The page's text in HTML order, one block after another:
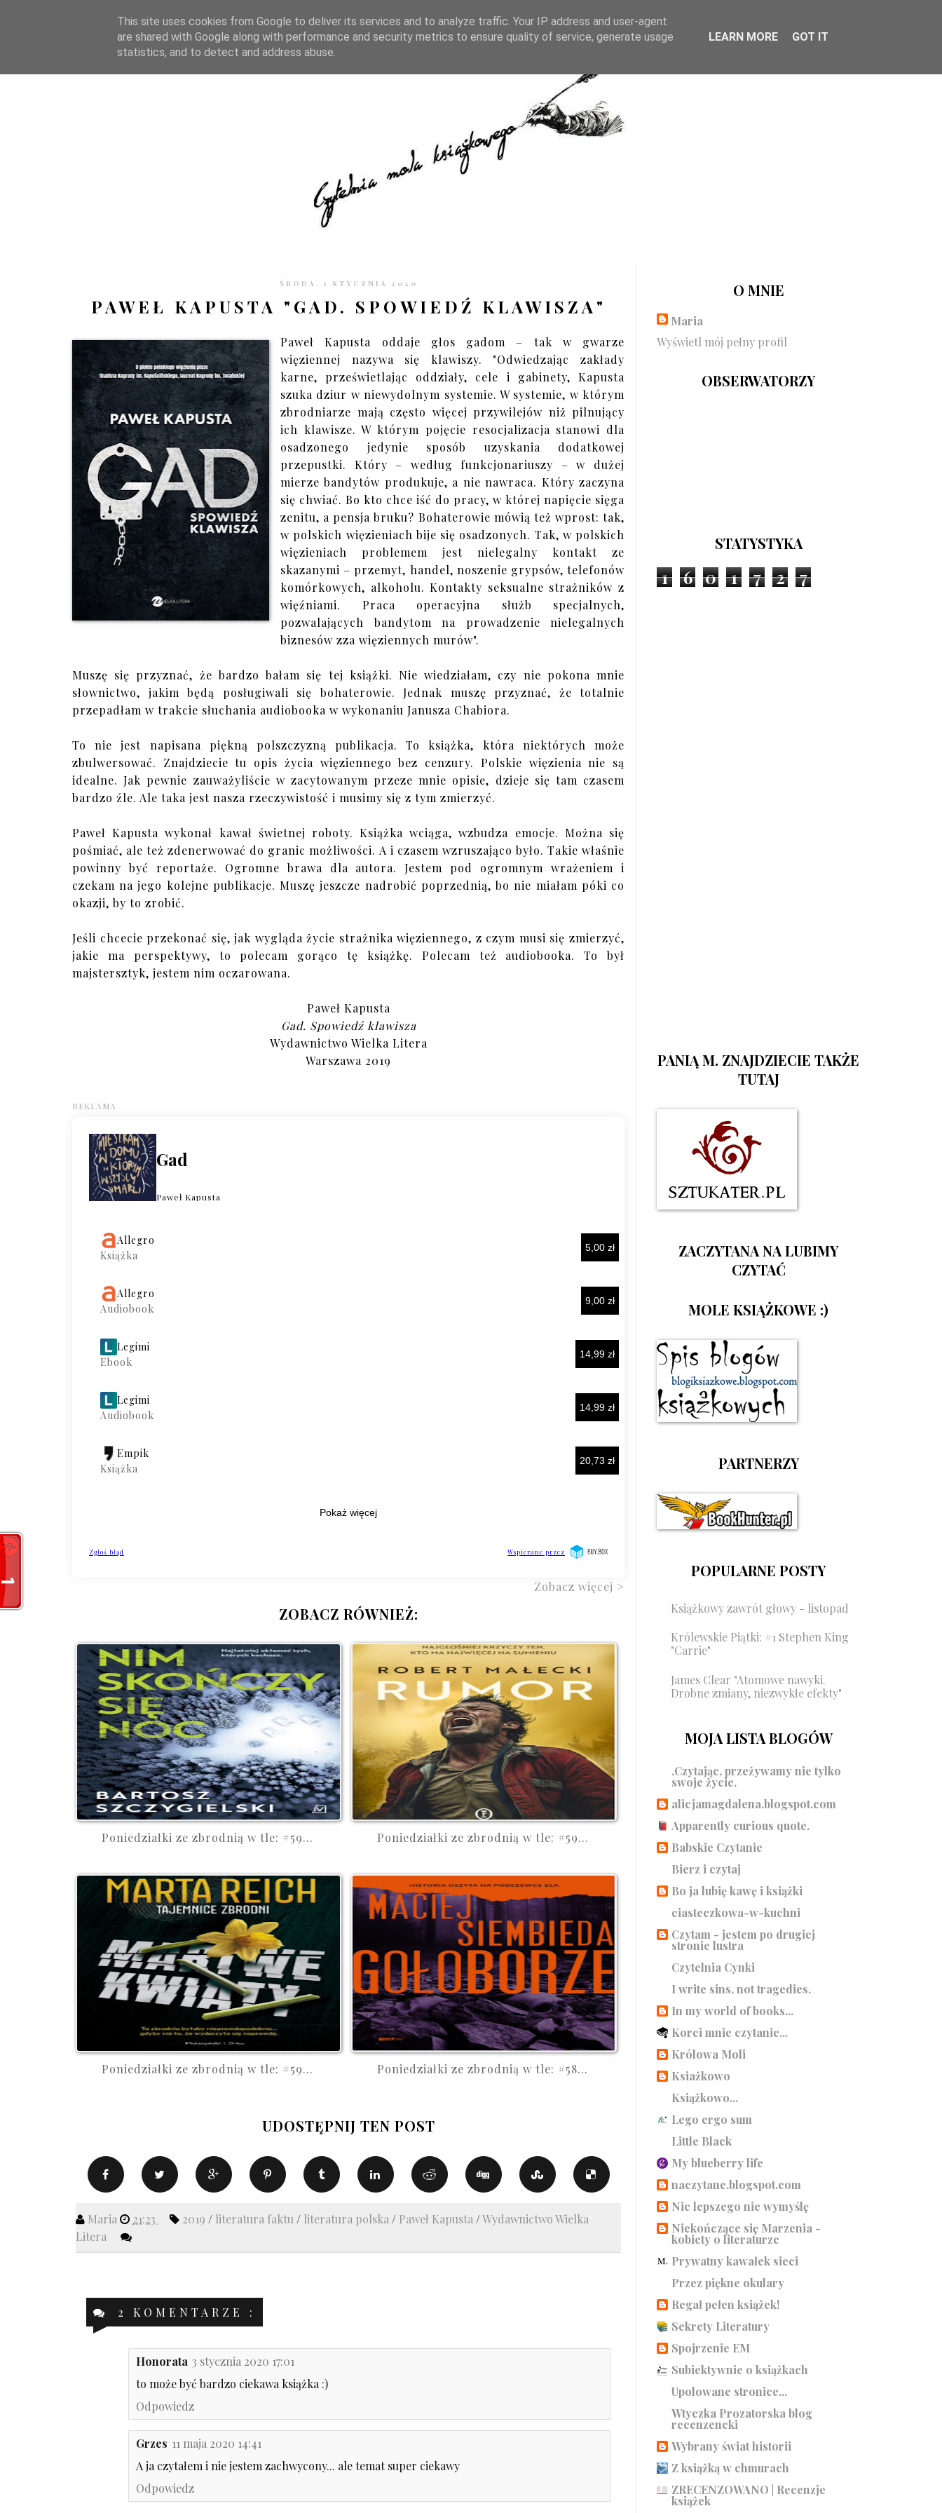
STRONA GŁÓWNA WSPÓŁPRACA RECENZJE O STRONIE KONTAKT CZYTELNIA PO GODZINACH
ŚRODA, 1 STYCZNIA 2020
PAWEŁ KAPUSTA "GAD. SPOWIEDŹ KLAWISZA"
Paweł Kapusta oddaje głos gadom – tak w gwarze
więziennej nazywa się klawiszy. "Odwiedzając zakłady
karne, prześwietlając oddziały, cele i gabinety, Kapusta
szuka dziur w niewydolnym systemie. W systemie, w którym
zbrodniarze mają często więcej przywilejów niż pilnujący
ich klawisze. W którym pojęcie resocjalizacja stanowi dla
osadzonego jedynie sposób uzyskania dodatkowej
przepustki. Który – według funkcjonariuszy – w dużej
mierze bandytów produkuje, a nie nawraca. Który zaczyna
się chwiać. Bo kto chce iść do pracy, w której napięcie sięga
zenitu, a pensja bruku? Bohaterowie mówią też wprost: tak,
w polskich więzieniach bije się osadzonych. Tak, w polskich
więzieniach problemem jest nielegalny kontakt ze
skazanymi – przemyt, handel, noszenie grypsów, telefonów
komórkowych, alkoholu. Kontakty seksualne strażników z
więźniami. Praca operacyjna służb specjalnych,
pozwalających bandytom na prowadzenie nielegalnych
biznesów zza więziennych murów".
Muszę się przyznać, że bardzo bałam się tej książki. Nie wiedziałam, czy nie pokona mnie
słownictwo, jakim będą posługiwali się bohaterowie. Jednak muszę przyznać, że totalnie
przepadłam w trakcie słuchania audiobooka w wykonaniu Janusza Chabiora.
To nie jest napisana piękną polszczyzną publikacja. To książka, która niektórych może
zbulwersować. Znajdziecie tu opis życia więziennego bez cenzury. Polskie więzienia nie są
idealne. Jak pewnie zauważyliście w zacytowanym przeze mnie opisie, dzieje się tam czasem
bardzo źle. Ale taka jest nasza rzeczywistość i musimy się z tym zmierzyć.
Paweł Kapusta wykonał kawał świetnej roboty. Książka wciąga, wzbudza emocje. Można się
pośmiać, ale też zdenerwować do granic możliwości. A i czasem wzruszająco było. Takie właśnie
powinny być reportaże. Ogromne brawa dla autora. Jestem pod ogromnym wrażeniem i
czekam na jego kolejne publikacje. Muszę jeszcze nadrobić poprzednią, bo nie miałam póki co
okazji, by to zrobić.
Jeśli chcecie przekonać się, jak wygląda życie strażnika więziennego, z czym musi się zmierzyć,
jakie ma perspektywy, to polecam gorąco tę książkę. Polecam też audiobooka. To był
majstersztyk, jestem nim oczarowana.
Paweł Kapusta
Gad. Spowiedź klawisza
Wydawnictwo Wielka Litera
Warszawa 2019
Zobacz więcej >
ZOBACZ RÓWNIEŻ:
Poniedziałki ze zbrodnią w tle: #59... Poniedziałki ze zbrodnią w tle: #59...
Poniedziałki ze zbrodnią w tle: #59... Poniedziałki ze zbrodnią w tle: #58...
UDOSTĘPNIJ TEN POST
Maria 21:23 2019 / literatura faktu / literatura polska / Paweł Kapusta /Wydawnictwo Wielka
Litera
2 KOMENTARZE :
Honorata 3 stycznia 2020 17:01
to może być bardzo ciekawa książka :)
Odpowiedz
Grzes 11 maja 2020 14:41
A ja czytałem i nie jestem zachwycony... ale temat super ciekawy
Odpowiedz
O MNIE
Maria
Wyświetl mój pełny profil
OBSERWATORZY
STATYSTYKA
1 6 0 1 7 2 7
PANIĄ M. ZNAJDZIECIE TAKŻE
TUTAJ
ZACZYTANA NA LUBIMY
CZYTAĆ
MOLE KSIĄŻKOWE :)
PARTNERZY
POPULARNE POSTY
Książkowy zawrót głowy - listopad
Królewskie Piątki: #1 Stephen King
"Carrie"
James Clear "Atomowe nawyki.
Drobne zmiany, niezwykłe efekty"
MOJA LISTA BLOGÓW
.Czytając, przeżywamy nie tylko
swoje życie.
alicjamagdalena.blogspot.com
Apparently curious quote.
Babskie Czytanie
Bierz i czytaj
Bo ja lubię kawę i książki
ciasteczkowa-w-kuchni
Czytam - jestem po drugiej
stronie lustra
Czytelnia Cynki
I write sins, not tragedies.
In my world of books...
Korci mnie czytanie...
Królowa Moli
Ksiażkowo
Książkowo...
Lego ergo sum
Little Black
My blueberry life
naczytane.blogspot.com
Nic lepszego nie wymyślę
Niekończące się Marzenia -
kobiety o literaturze
Prywatny kawałek sieci
Przez piękne okulary
Regał pełen książek!
Sekrety Literatury
Spojrzenie EM
Subiektywnie o książkach
Upolowane stronice...
Wtyczka Prozatorska blog
recenzencki
Wybrany świat historii
Z książką w chmurach
ZRECENZOWANO | Recenzje
książek
This site uses cookies from Google to deliver its services and to analyze traffic. Your IP address and user-agent
are shared with Google along with performance and security metrics to ensure quality of service, generate usage
statistics, and to detect and address abuse.
LEARN MORE GOT IT